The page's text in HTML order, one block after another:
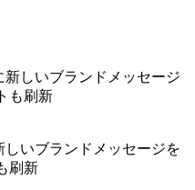
しいブランドメッセージを
刷新